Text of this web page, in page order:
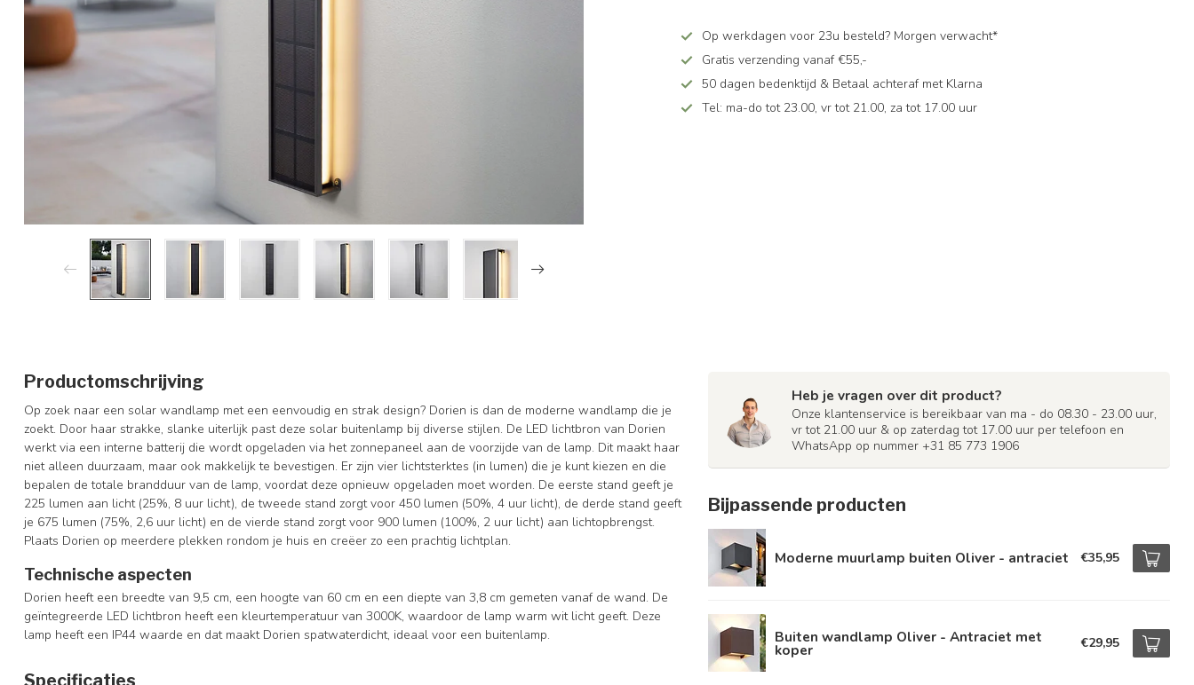
Op werkdagen voor 23u besteld? Morgen verwacht*
Gratis verzending vanaf €55,-
50 dagen bedenktijd & Betaal achteraf met Klarna
Tel: ma-do tot 23.00, vr tot 21.00, za tot 17.00 uur
Productomschrijving
Op zoek naar een solar wandlamp met een eenvoudig en strak design? Dorien is dan de moderne wandlamp die je
zoekt. Door haar strakke, slanke uiterlijk past deze solar buitenlamp bij diverse stijlen. De LED lichtbron van Dorien
werkt via een interne batterij die wordt opgeladen via het zonnepaneel aan de voorzijde van de lamp. Dit maakt haar
niet alleen duurzaam, maar ook makkelijk te bevestigen. Er zijn vier lichtsterktes (in lumen) die je kunt kiezen en die
bepalen de totale brandduur van de lamp, voordat deze opnieuw opgeladen moet worden. De eerste stand geeft je
225 lumen aan licht (25%, 8 uur licht), de tweede stand zorgt voor 450 lumen (50%, 4 uur licht), de derde stand geeft
je 675 lumen (75%, 2,6 uur licht) en de vierde stand zorgt voor 900 lumen (100%, 2 uur licht) aan lichtopbrengst.
Plaats Dorien op meerdere plekken rondom je huis en creëer zo een prachtig lichtplan.
Technische aspecten
Dorien heeft een breedte van 9,5 cm, een hoogte van 60 cm en een diepte van 3,8 cm gemeten vanaf de wand. De
geïntegreerde LED lichtbron heeft een kleurtemperatuur van 3000K, waardoor de lamp warm wit licht geeft. Deze
lamp heeft een IP44 waarde en dat maakt Dorien spatwaterdicht, ideaal voor een buitenlamp.
Specificaties
Heb je vragen over dit product?
Onze klantenservice is bereikbaar van ma - do 08.30 - 23.00 uur,
vr tot 21.00 uur & op zaterdag tot 17.00 uur per telefoon en
WhatsApp op nummer +31 85 773 1906
Bijpassende producten
Moderne muurlamp buiten Oliver - antraciet €35,95
Buiten wandlamp Oliver - Antraciet met
koper €29,95